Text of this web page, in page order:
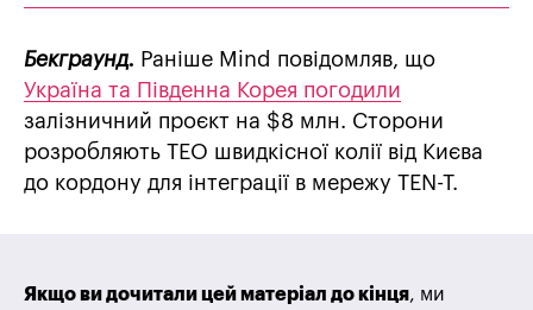
Бекграунд. Раніше Mind повідомляв, що
Україна та Південна Корея погодили
залізничний проєкт на $8 млн. Сторони
розробляють ТЕО швидкісної колії від Києва
до кордону для інтеграції в мережу TEN-T.
Якщо ви дочитали цей матеріал до кінця, ми